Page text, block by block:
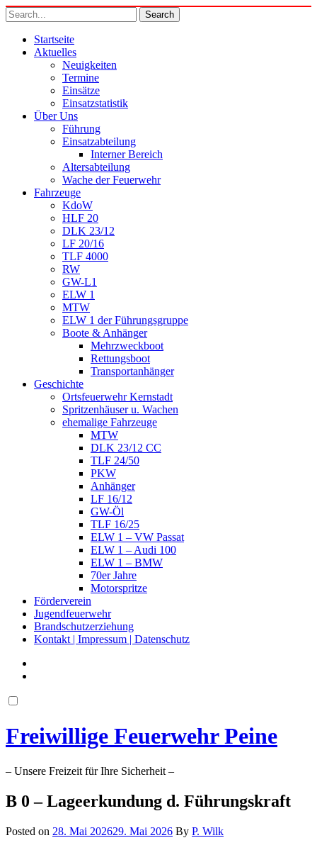
Startseite
Aktuelles
Neuigkeiten
Termine
Einsätze
Einsatzstatistik
Über Uns
Führung
Einsatzabteilung
Interner Bereich
Altersabteilung
Wache der Feuerwehr
Fahrzeuge
KdoW
HLF 20
DLK 23/12
LF 20/16
TLF 4000
RW
GW-L1
ELW 1
MTW
ELW 1 der Führungsgruppe
Boote & Anhänger
Mehrzweckboot
Rettungsboot
Transportanhänger
Geschichte
Ortsfeuerwehr Kernstadt
Spritzenhäuser u. Wachen
ehemalige Fahrzeuge
MTW
DLK 23/12 CC
TLF 24/50
PKW
Anhänger
LF 16/12
GW-Öl
TLF 16/25
ELW 1 – VW Passat
ELW 1 – Audi 100
ELW 1 – BMW
70er Jahre
Motorspritze
Förderverein
Jugendfeuerwehr
Brandschutzerziehung
Kontakt | Impressum | Datenschutz
Freiwillige Feuerwehr Peine
– Unsere Freizeit für Ihre Sicherheit –
B 0 – Lageerkundung d. Führungskraft
Posted on 28. Mai 202629. Mai 2026 By P. Wilk